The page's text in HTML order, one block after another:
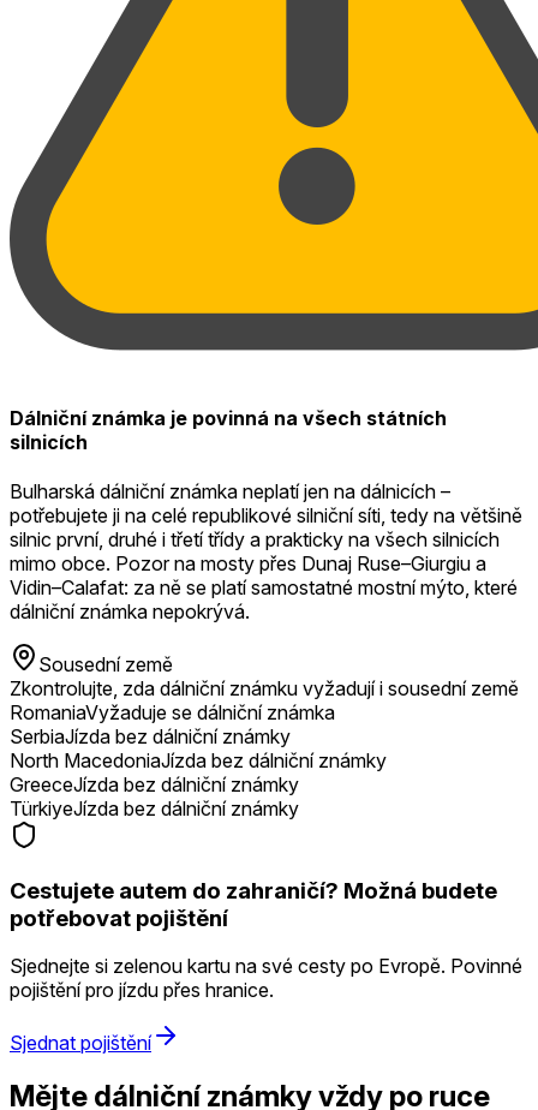
Dálniční známka je povinná na všech státních
silnicích
Bulharská dálniční známka neplatí jen na dálnicích –
potřebujete ji na celé republikové silniční síti, tedy na většině
silnic první, druhé i třetí třídy a prakticky na všech silnicích
mimo obce. Pozor na mosty přes Dunaj Ruse–Giurgiu a
Vidin–Calafat: za ně se platí samostatné mostní mýto, které
dálniční známka nepokrývá.
Sousední země
Zkontrolujte, zda dálniční známku vyžadují i sousední země
RomaniaVyžaduje se dálniční známka
SerbiaJízda bez dálniční známky
North MacedoniaJízda bez dálniční známky
GreeceJízda bez dálniční známky
TürkiyeJízda bez dálniční známky
Cestujete autem do zahraničí? Možná budete
potřebovat pojištění
Sjednejte si zelenou kartu na své cesty po Evropě. Povinné
pojištění pro jízdu přes hranice.
Sjednat pojištění
Mějte dálniční známky vždy po ruce